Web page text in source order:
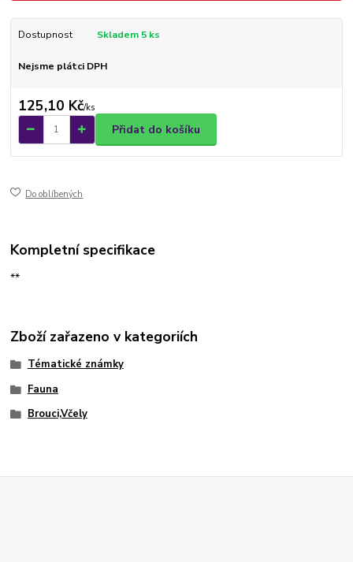
Dostupnost Skladem 5 ks
Nejsme plátci DPH
125,10 Kč/ks
Přidat do košíku
Do oblíbených
Kompletní specifikace
**
Zboží zařazeno v kategoriích
Tématické známky
Fauna
Brouci,Včely